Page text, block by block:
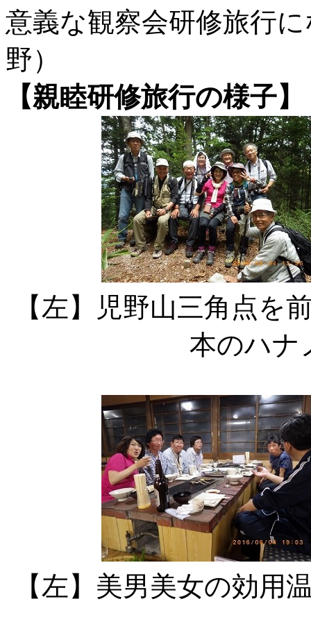
意義な観察会研修旅行
野）
【親睦研修旅行の様子】
【左】児野山三
本のハナ
【左】美男美女の